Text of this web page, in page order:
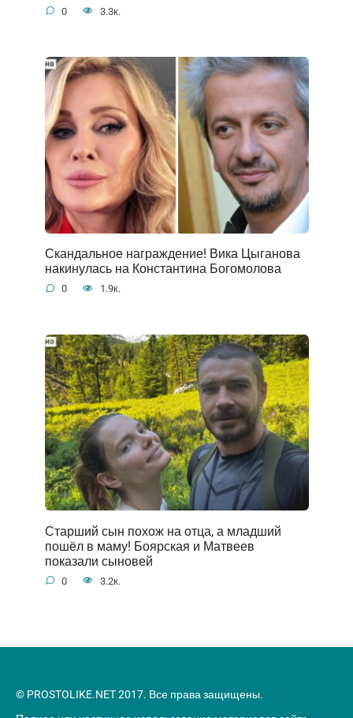
0 3.3к.
Скандальное награждение! Вика Цыганова
накинулась на Константина Богомолова
0 1.9к.
Старший сын похож на отца, а младший
пошёл в маму! Боярская и Матвеев
показали сыновей
0 3.2к.
© PROSTOLIKE.NET 2017. Все права защищены.